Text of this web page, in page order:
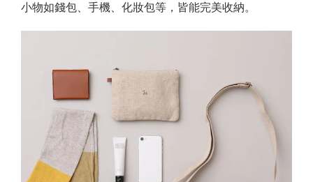
小物如錢包、手機、化妝包等，皆能完美收納。